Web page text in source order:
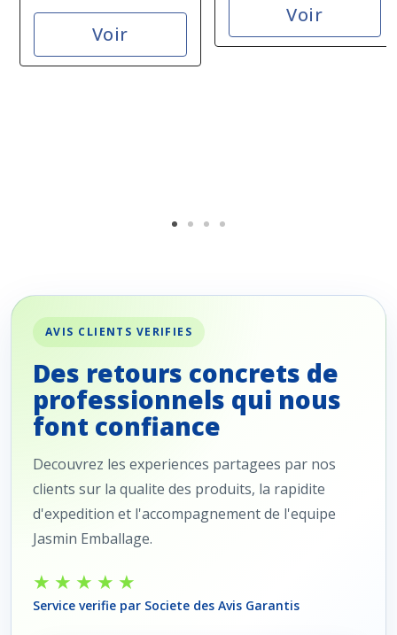
Voir
Voir
AVIS CLIENTS VERIFIES
Des retours concrets de
professionnels qui nous
font confiance
Decouvrez les experiences partagees par nos
clients sur la qualite des produits, la rapidite
d'expedition et l'accompagnement de l'equipe
Jasmin Emballage.
★★★★★
Service verifie par Societe des Avis Garantis